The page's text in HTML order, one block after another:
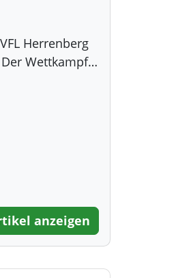
Herrenberg
Wettkampf…
anzeigen